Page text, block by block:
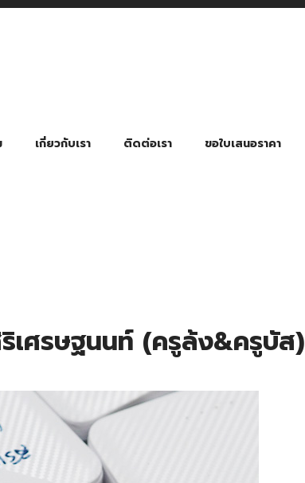
เกี่ยวกับเรา ติดต่อเรา ขอใบเสนอราคา
เศรษฐนนท์ (ครูล้ง&ครูบัส)